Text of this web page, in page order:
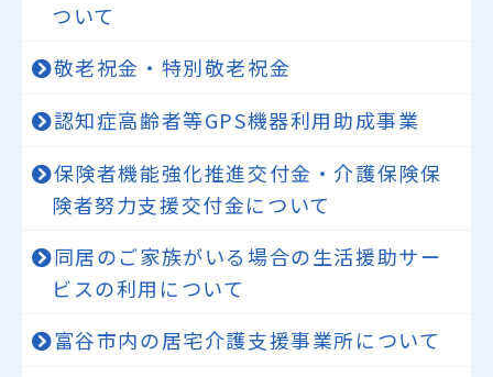
ついて
敬老祝金・特別敬老祝金
認知症高齢者等GPS機器利用助成事業
保険者機能強化推進交付金・介護保険保
険者努力支援交付金について
同居のご家族がいる場合の生活援助サー
ビスの利用について
富谷市内の居宅介護支援事業所について